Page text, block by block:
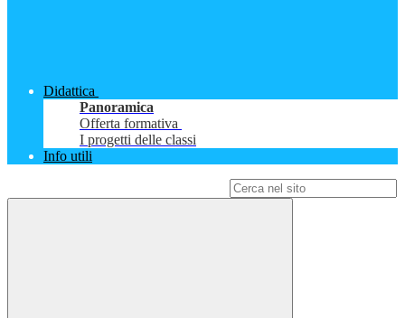
Didattica
Panoramica
Offerta formativa
I progetti delle classi
Info utili